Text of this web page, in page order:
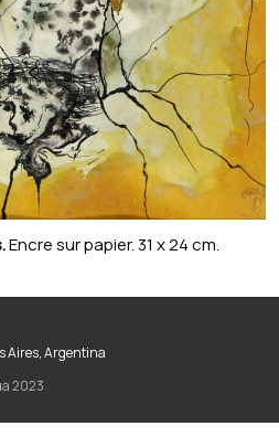
Encre sur papier. 31 x 24 cm.
Aires, Argentina
2023